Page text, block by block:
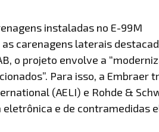
instaladas no E-99M
carenagens laterais
o projeto envolve a
Para isso, a Embraer
(AELI) e Rohde &
e de contramedidas